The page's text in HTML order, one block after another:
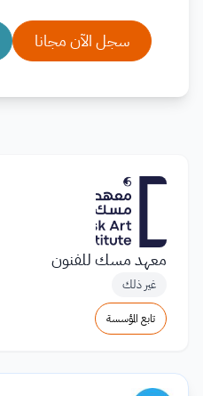
سجل الآن مجانا
معهد مسك للفنون
غير ذلك
تابع المؤسسة